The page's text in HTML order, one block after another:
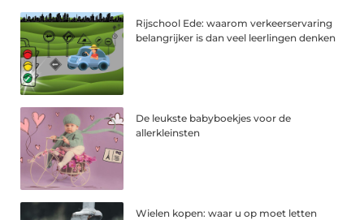
Rijschool Ede: waarom verkeerservaring
belangrijker is dan veel leerlingen denken
De leukste babyboekjes voor de
allerkleinsten
Wielen kopen: waar u op moet letten